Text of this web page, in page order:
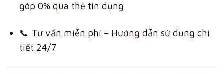
góp 0% qua thẻ tín dụng
📞 Tư vấn miễn phí – Hướng dẫn sử dụng chi
tiết 24/7